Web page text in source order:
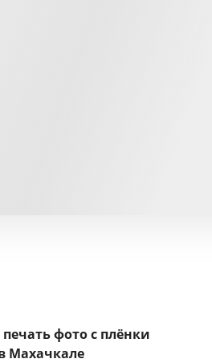
фото с плёнки
Махачкале